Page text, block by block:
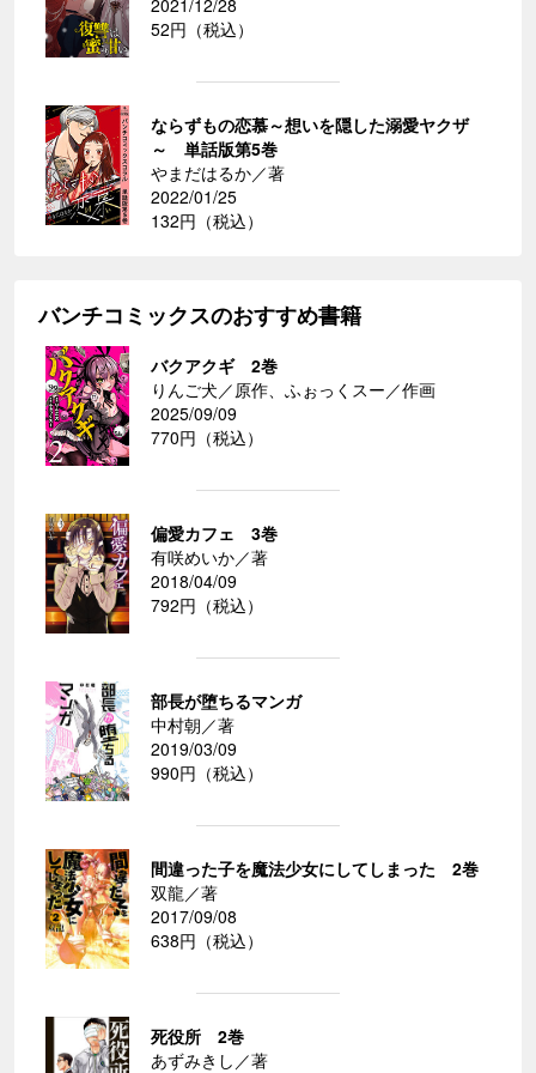
2021/12/28
52円（税込）
ならずもの恋慕～想いを隠した溺愛ヤクザ
～ 単話版第5巻
やまだはるか／著
2022/01/25
132円（税込）
バンチコミックスのおすすめ書籍
バクアクギ 2巻
りんご犬／原作、ふぉっくスー／作画
2025/09/09
770円（税込）
偏愛カフェ 3巻
有咲めいか／著
2018/04/09
792円（税込）
部長が堕ちるマンガ
中村朝／著
2019/03/09
990円（税込）
間違った子を魔法少女にしてしまった 2巻
双龍／著
2017/09/08
638円（税込）
死役所 2巻
あずみきし／著